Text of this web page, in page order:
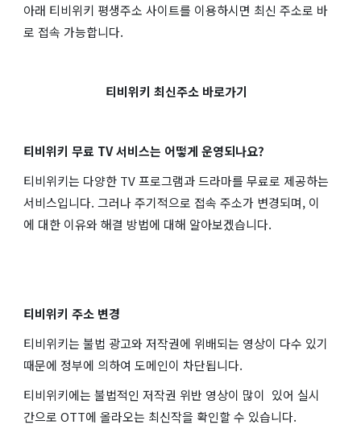
아래 티비위키 평생주소 사이트를 이용하시면 최신 주소로 바
로 접속 가능합니다.
티비위키 최신주소 바로가기
티비위키 무료 TV 서비스는 어떻게 운영되나요?
티비위키는 다양한 TV 프로그램과 드라마를 무료로 제공하는
서비스입니다. 그러나 주기적으로 접속 주소가 변경되며, 이
에 대한 이유와 해결 방법에 대해 알아보겠습니다.
티비위키 주소 변경
티비위키는 불법 광고와 저작권에 위배되는 영상이 다수 있기
때문에 정부에 의하여 도메인이 차단됩니다.
티비위키에는 불법적인 저작권 위반 영상이 많이 있어 실시
간으로 OTT에 올라오는 최신작을 확인할 수 있습니다.